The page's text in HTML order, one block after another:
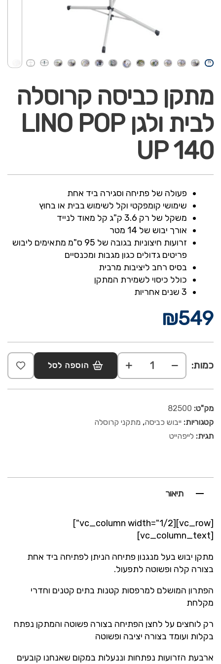
מתקן כביסה קרוסלה
לבית ולגן LINO POP
UP 140
פעולה של פתיחה וסגירה ביד אחת
שימושי קומפקטי וקל לשימוש בבית או בחוץ
משקל של רק 3.6 ק"ג קל מאוד לנייד
אורך יבוש של 14 מטר
זרועות חיצוניות בגובה של 95 ס"מ מתאימים ליבוש
פריטים גדולים כגון מגבות ומכנסיים
בסיס רחב ליציבות מרבית
כולל כיסוי לשמירת המתקן
3 שנים אחריות
₪549
כמות: הוספה לסל
מק"ט: 82500
קטגוריות: ייבוש כביסה, מתקני קרוסלה
תגית: לייפהייט
תיאור
[vc_row][vc_column width="1/2"]
[vc_column_text]
מתקן יבוש בעל מנגנון פתיחה הניתן לפתיחה ביד אחת
בצורה קלה ופשוטה לתפעול.
הפתרון המושלם למרפסות קטנות בתים קטנים וחדרי
מקלחת
רק לוחצים על לחצן הפתיחה בצורה פשוטה והמתקן נפתח
בקלות ועומד בצורה יציבה ופשוטה
ארבעת הזרועות נפתחות וננעלות במקום שאנחנו קובעים